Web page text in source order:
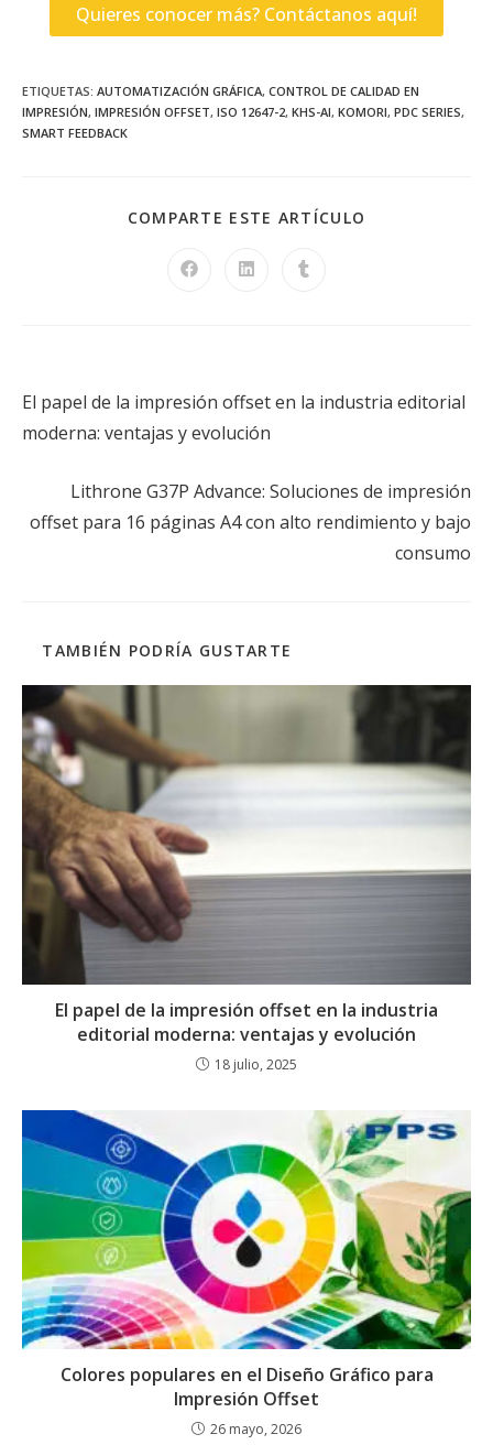
Quieres conocer más? Contáctanos aquí!
ETIQUETAS: AUTOMATIZACIÓN GRÁFICA, CONTROL DE CALIDAD EN
IMPRESIÓN, IMPRESIÓN OFFSET, ISO 12647-2, KHS-AI, KOMORI, PDC SERIES,
SMART FEEDBACK
COMPARTE ESTE ARTÍCULO
El papel de la impresión offset en la industria editorial
moderna: ventajas y evolución
Lithrone G37P Advance: Soluciones de impresión
offset para 16 páginas A4 con alto rendimiento y bajo
consumo
TAMBIÉN PODRÍA GUSTARTE
El papel de la impresión offset en la industria
editorial moderna: ventajas y evolución
18 julio, 2025
Colores populares en el Diseño Gráfico para
Impresión Offset
26 mayo, 2026